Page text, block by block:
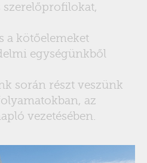
szerelőprofilokat,
a kötőelemeket
egységünkből
során részt veszünk
az
vezetésében.